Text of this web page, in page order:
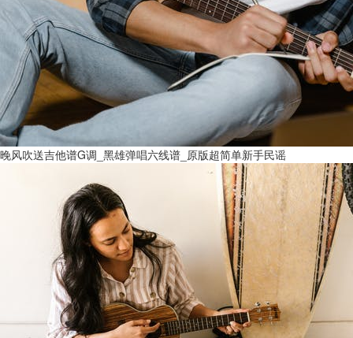
晚风吹送吉他谱G调_黑雄弹唱六线谱_原版超简单新手民谣